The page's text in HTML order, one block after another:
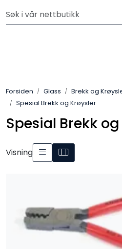
Velkommen til vår nye
Forsiden Glass
Brekk og
Spesial Brekk og Krøysler
Spesial Brekk
Visning
Pulverglasur
Håndverktøy
Maskiner
Råmaterialer